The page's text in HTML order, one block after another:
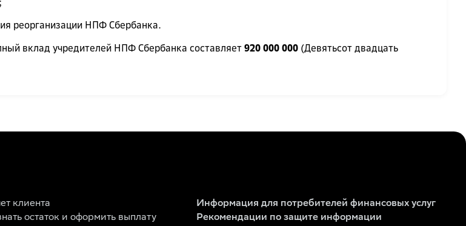
реорганизации НПФ Сбербанка.
вклад учредителей НПФ Сбербанка составляет 920 000 000 (Девятьсот двадцать
клиента
остаток и оформить выплату
Информация для потребителей финансовых услуг
Рекомендации по защите информации